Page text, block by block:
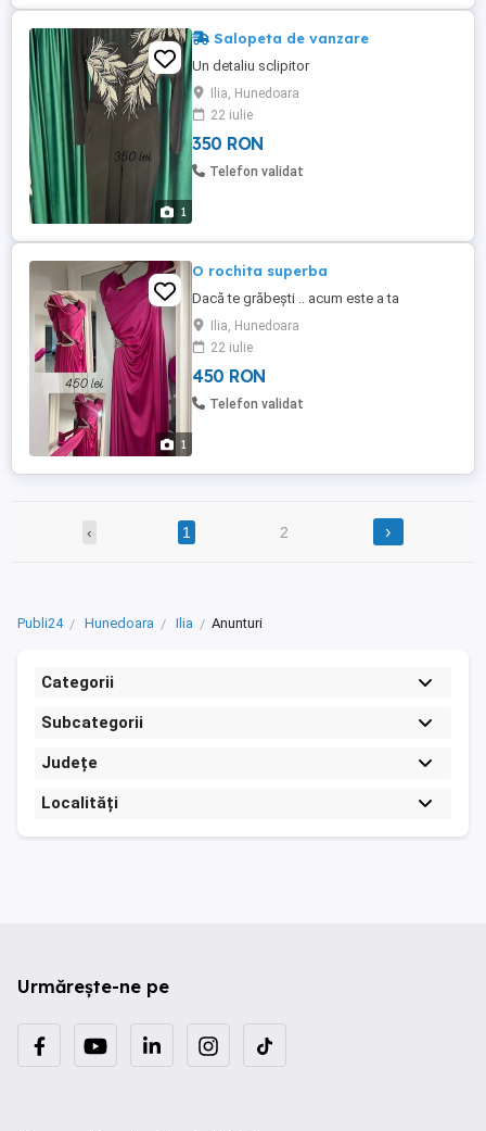
1
Salopeta de vanzare
Un detaliu sclipitor
Ilia, Hunedoara
22 iulie
350 RON
Telefon validat
1
O rochita superba
Dacă te grăbești .. acum este a ta
Ilia, Hunedoara
22 iulie
450 RON
Telefon validat
‹ 1 2 ›
Publi24 Hunedoara Ilia Anunturi
Categorii
Subcategorii
Județe
Localități
Urmărește-ne pe